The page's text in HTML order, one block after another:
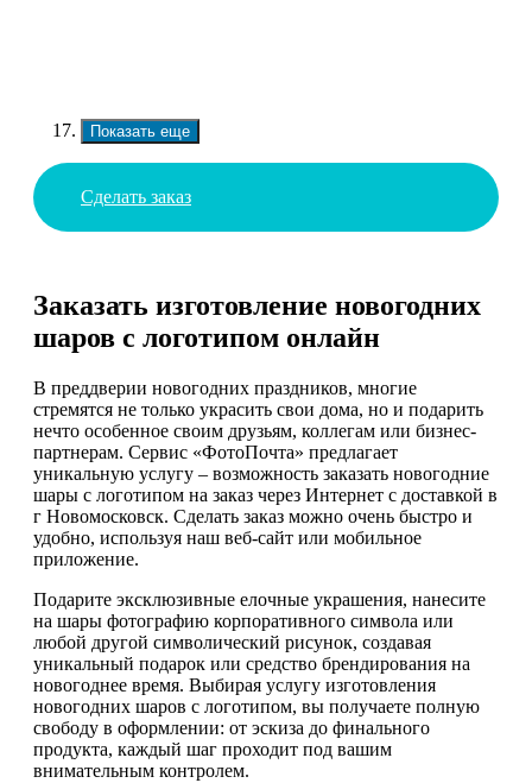
Показать еще
Сделать заказ
Заказать изготовление новогодних
шаров с логотипом онлайн
В преддверии новогодних праздников, многие
стремятся не только украсить свои дома, но и подарить
нечто особенное своим друзьям, коллегам или бизнес-
партнерам. Сервис «ФотоПочта» предлагает
уникальную услугу – возможность заказать новогодние
шары с логотипом на заказ через Интернет с доставкой в
г Новомосковск. Сделать заказ можно очень быстро и
удобно, используя наш веб-сайт или мобильное
приложение.
Подарите эксклюзивные елочные украшения, нанесите
на шары фотографию корпоративного символа или
любой другой символический рисунок, создавая
уникальный подарок или средство брендирования на
новогоднее время. Выбирая услугу изготовления
новогодних шаров с логотипом, вы получаете полную
свободу в оформлении: от эскиза до финального
продукта, каждый шаг проходит под вашим
внимательным контролем.